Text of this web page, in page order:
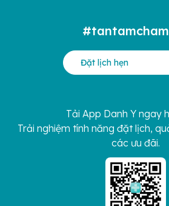
Đặt lịch hẹn
Tải App Danh Y ngay
Trải nghiệm tính năng đặt lịch,
các ưu đãi.